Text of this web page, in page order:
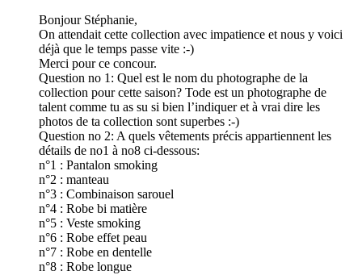
Bonjour Stéphanie,
On attendait cette collection avec impatience et nous y voici
déjà que le temps passe vite :-)
Merci pour ce concour.
Question no 1: Quel est le nom du photographe de la
collection pour cette saison? Tode est un photographe de
talent comme tu as su si bien l’indiquer et à vrai dire les
photos de ta collection sont superbes :-)
Question no 2: A quels vêtements précis appartiennent les
détails de no1 à no8 ci-dessous:
n°1 : Pantalon smoking
n°2 : manteau
n°3 : Combinaison sarouel
n°4 : Robe bi matière
n°5 : Veste smoking
n°6 : Robe effet peau
n°7 : Robe en dentelle
n°8 : Robe longue